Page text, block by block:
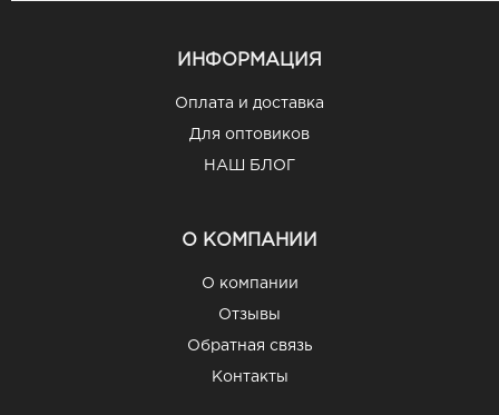
ИНФОРМАЦИЯ
Оплата и доставка
Для оптовиков
НАШ БЛОГ
О КОМПАНИИ
О компании
Отзывы
Обратная связь
Контакты